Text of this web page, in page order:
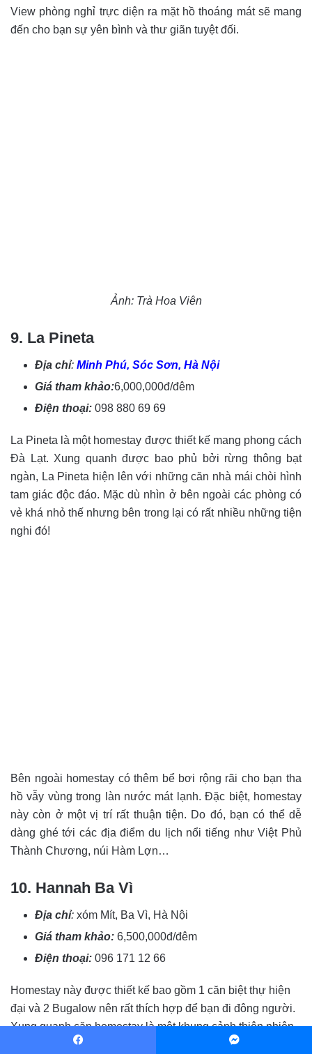
View phòng nghỉ trực diện ra mặt hồ thoáng mát sẽ mang
đến cho bạn sự yên bình và thư giãn tuyệt đối.
Ảnh: Trà Hoa Viên
9. La Pineta
Địa chỉ: Minh Phú, Sóc Sơn, Hà Nội
Giá tham khảo:6,000,000đ/đêm
Điện thoại: 098 880 69 69
La Pineta là một homestay được thiết kế mang phong cách
Đà Lạt. Xung quanh được bao phủ bởi rừng thông bạt
ngàn, La Pineta hiện lên với những căn nhà mái chòi hình
tam giác độc đáo. Mặc dù nhìn ở bên ngoài các phòng có
vẻ khá nhỏ thế nhưng bên trong lại có rất nhiều những tiện
nghi đó!
Bên ngoài homestay có thêm bể bơi rộng rãi cho bạn tha
hồ vẫy vùng trong làn nước mát lạnh. Đặc biệt, homestay
này còn ở một vị trí rất thuận tiện. Do đó, bạn có thể dễ
dàng ghé tới các địa điểm du lịch nổi tiếng như Việt Phủ
Thành Chương, núi Hàm Lợn…
10. Hannah Ba Vì
Địa chỉ: xóm Mít, Ba Vì, Hà Nội
Giá tham khảo: 6,500,000đ/đêm
Điện thoại: 096 171 12 66
Homestay này được thiết kế bao gồm 1 căn biệt thự hiện
đại và 2 Bugalow nên rất thích hợp để bạn đi đông người.
Xung quanh căn homestay là một khung cảnh thiên nhiên
cực đẹp như suối cá Koi; hầm rượu, sân bóng nhân tạo;